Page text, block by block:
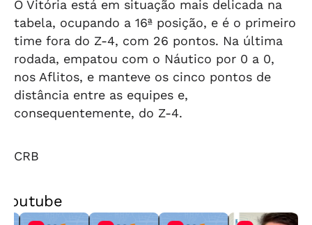
O Vitória está em situação mais delicada na
tabela, ocupando a 16ª posição, e é o primeiro
time fora do Z-4, com 26 pontos. Na última
rodada, empatou com o Náutico por 0 a 0,
nos Aflitos, e manteve os cinco pontos de
distância entre as equipes e,
consequentemente, do Z-4.
CRB